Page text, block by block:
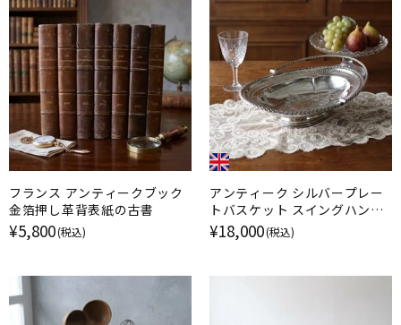
フランス アンティークブック
金箔押し革背表紙の古書
¥5,800(税込)
アンティーク シルバープレー
トバスケット スイングハンド
ル EPNS 銀メッキ イギリス
¥18,000(税込)